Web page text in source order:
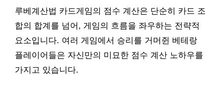
루베계산법 카드게임의 점수 계산은 단순히 카드 조
합의 합계를 넘어, 게임의 흐름을 좌우하는 전략적
요소입니다. 여러 게임에서 승리를 거머쥔 베테랑
플레이어들은 자신만의 미묘한 점수 계산 노하우를
가지고 있습니다.